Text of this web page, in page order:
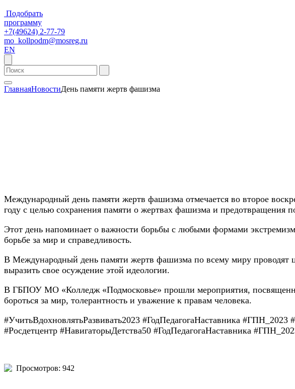
Подобрать
программу
+7(49624) 2-77-79
mo_kollpodm@mosreg.ru
EN
ГлавнаяНовостиДень памяти жертв фашизма
Международный день памяти жертв фашизма отмечается во второе
году с целью сохранения памяти о жертвах фашизма и предотвращения
Этот день напоминает о важности борьбы с любыми формами
борьбе за мир и справедливость.
В Международный день памяти жертв фашизма по всему миру проводят
выразить свое осуждение этой идеологии.
В ГБПОУ МО «Колледж «Подмосковье» прошли мероприятия,
бороться за мир, толерантность и уважение к правам человека.
#УчитьВдохновлятьРазвивать2023 #ГодПедагогаНаставника
#Росдетцентр #НавигаторыДетства50 #ГодПедагогаНаставника
Просмотров: 942